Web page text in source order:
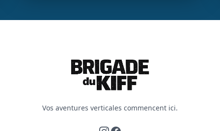
Vos aventures verticales commencent ici.